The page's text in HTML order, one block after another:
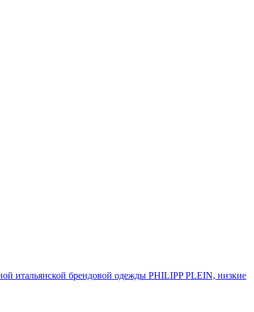
итальянской брендовой одежды PHILIPP PLEIN, низкие